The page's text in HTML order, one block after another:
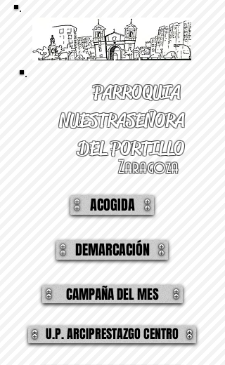
PARROQUIA
NUESTRASEÑORA
DEL PORTILLO
Zaragoza
ACOGIDA
DEMARCACIÓN
CAMPAÑA DEL MES
U.P. ARCIPRESTAZGO CENTRO